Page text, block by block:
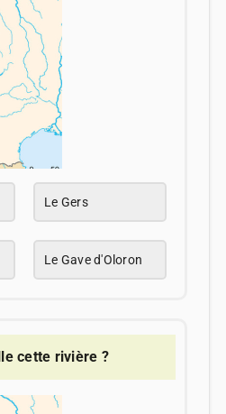
Le Gers
Le Gave d'Oloron
cette rivière ?